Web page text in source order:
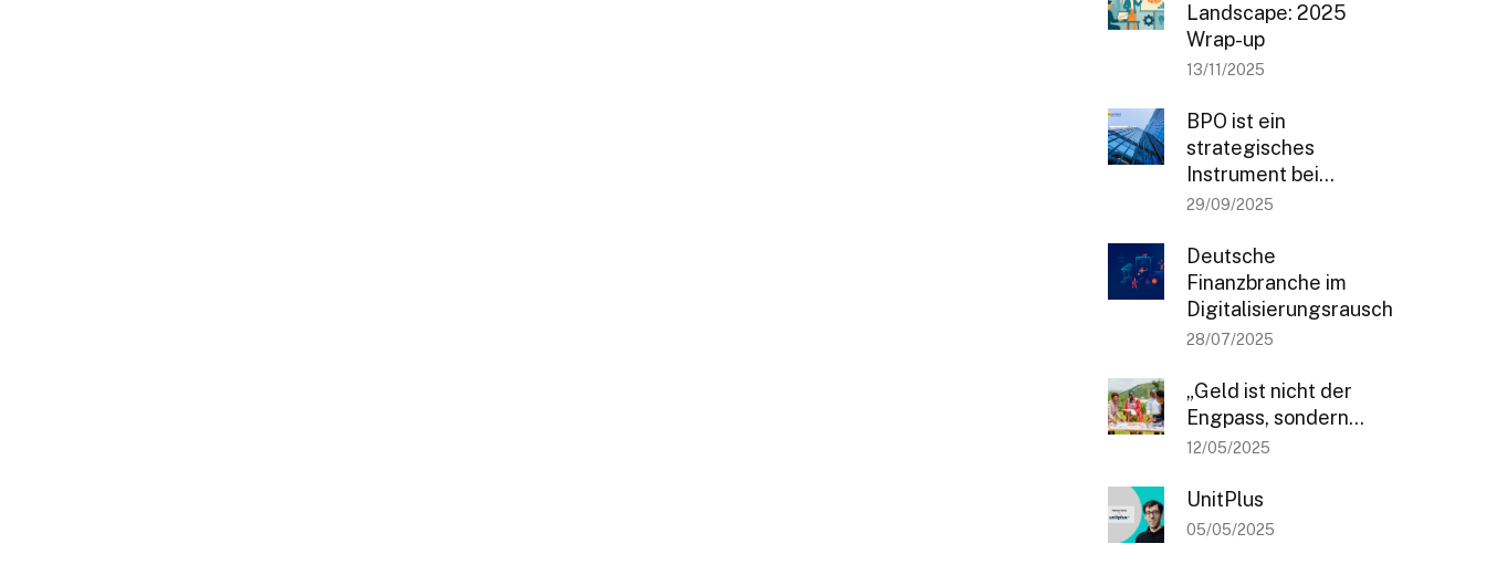
Landscape: 2025
Wrap-up
13/11/2025
BPO ist ein
strategisches
Instrument bei...
29/09/2025
Deutsche
Finanzbranche im
Digitalisierungsrausch
28/07/2025
„Geld ist nicht der
Engpass, sondern...
12/05/2025
UnitPlus
05/05/2025